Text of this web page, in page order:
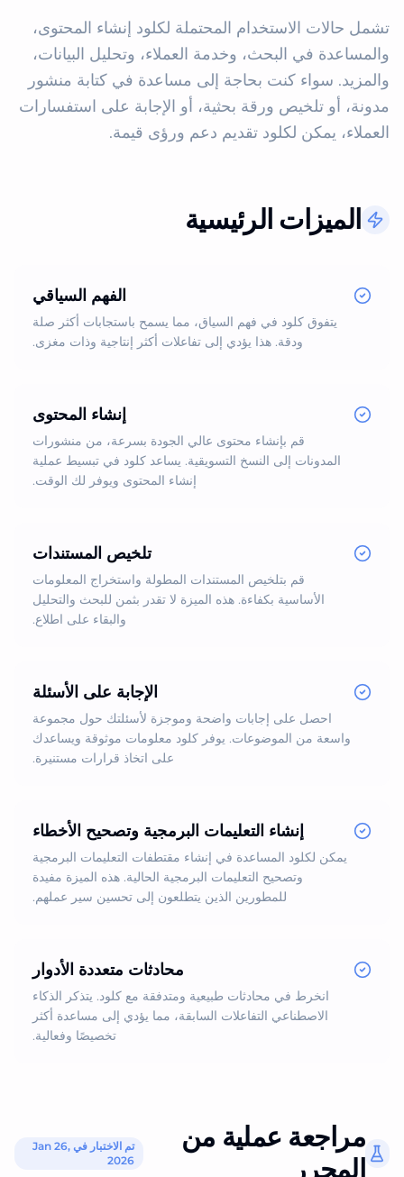
العملاء، يمكن لكلود تقديم دعم ورؤى قيمة.
الميزات الرئيسية
الفهم السياقي
يتفوق كلود في فهم السياق، مما يسمح باستجابات أكثر صلة
ودقة. هذا يؤدي إلى تفاعلات أكثر إنتاجية وذات مغزى.
إنشاء المحتوى
قم بإنشاء محتوى عالي الجودة بسرعة، من منشورات
المدونات إلى النسخ التسويقية. يساعد كلود في تبسيط عملية
إنشاء المحتوى ويوفر لك الوقت.
تلخيص المستندات
قم بتلخيص المستندات المطولة واستخراج المعلومات
الأساسية بكفاءة. هذه الميزة لا تقدر بثمن للبحث والتحليل
والبقاء على اطلاع.
الإجابة على الأسئلة
احصل على إجابات واضحة وموجزة لأسئلتك حول مجموعة
واسعة من الموضوعات. يوفر كلود معلومات موثوقة ويساعدك
على اتخاذ قرارات مستنيرة.
إنشاء التعليمات البرمجية وتصحيح الأخطاء
يمكن لكلود المساعدة في إنشاء مقتطفات التعليمات البرمجية
وتصحيح التعليمات البرمجية الحالية. هذه الميزة مفيدة
للمطورين الذين يتطلعون إلى تحسين سير عملهم.
محادثات متعددة الأدوار
انخرط في محادثات طبيعية ومتدفقة مع كلود. يتذكر الذكاء
الاصطناعي التفاعلات السابقة، مما يؤدي إلى مساعدة أكثر
تخصيصًا وفعالية.
مراجعة عملية من
المحرر
تم الاختبار في Jan 26,
2026